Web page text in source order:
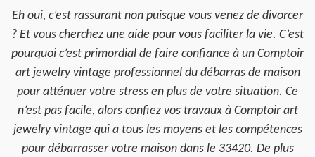
Eh oui, c’est rassurant non puisque vous venez de divorcer
? Et vous cherchez une aide pour vous faciliter la vie. C’est
pourquoi c’est primordial de faire confiance à un Comptoir
art jewelry vintage professionnel du débarras de maison
pour atténuer votre stress en plus de votre situation. Ce
n’est pas facile, alors confiez vos travaux à Comptoir art
jewelry vintage qui a tous les moyens et les compétences
pour débarrasser votre maison dans le 33420. De plus